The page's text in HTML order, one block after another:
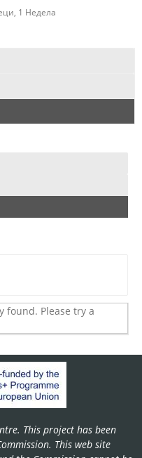
1 Недела
found. Please try a
This project has been
This web site